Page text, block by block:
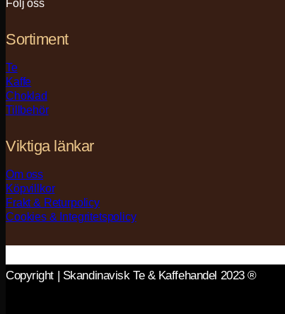
Följ oss
Sortiment
Te
Kaffe
Choklad
Tillbehör
Viktiga länkar
Om oss
Köpvillkor
Frakt & Returpolicy
Cookies & Integritetspolicy
Copyright | Skandinavisk Te & Kaffehandel 2023 ®